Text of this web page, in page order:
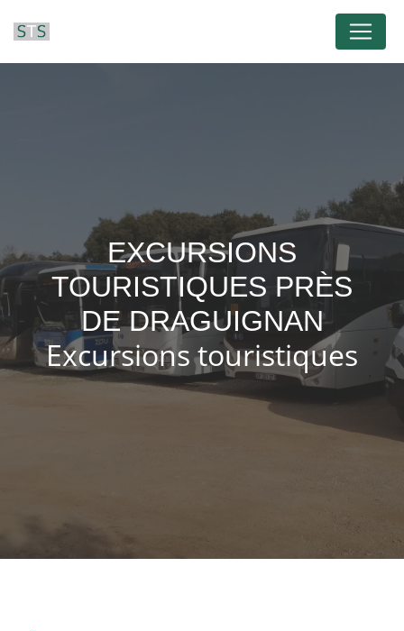
EXCURSIONS
TOURISTIQUES PRÈS
DE DRAGUIGNAN
Excursions touristiques